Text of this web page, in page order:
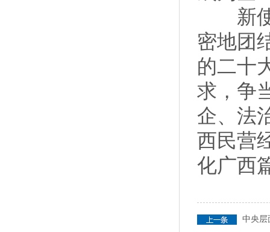
新使
密地团
的二十
求，争
企、法
西民营
化广西
中央层